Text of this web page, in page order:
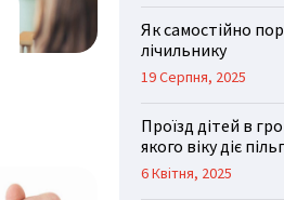
Як самостійно
лічильнику
19 Серпня, 2025
Проїзд дітей в
якого віку діє
6 Квітня, 2025